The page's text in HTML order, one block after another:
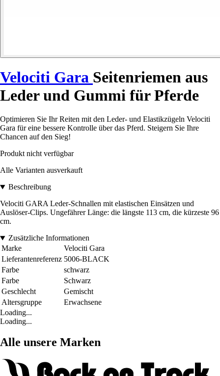
Velociti Gara Seitenriemen aus
Leder und Gummi für Pferde
Optimieren Sie Ihr Reiten mit den Leder- und Elastikzügeln Velociti
Gara für eine bessere Kontrolle über das Pferd. Steigern Sie Ihre
Chancen auf den Sieg!
Produkt nicht verfügbar
Alle Varianten ausverkauft
Beschreibung
Velociti GARA Leder-Schnallen mit elastischen Einsätzen und
Auslöser-Clips. Ungefährer Länge: die längste 113 cm, die kürzeste 96
cm.
Zusätzliche Informationen
Marke
Velociti Gara
Lieferantenreferenz 5006-BLACK
Farbe
schwarz
Farbe
Schwarz
Geschlecht
Gemischt
Altersgruppe
Erwachsene
Loading...
Loading...
Alle unsere Marken